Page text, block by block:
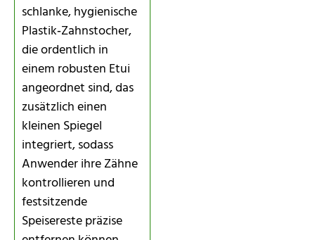
schlanke, hygienische
Plastik‑Zahnstocher,
die ordentlich in
einem robusten Etui
angeordnet sind, das
zusätzlich einen
kleinen Spiegel
integriert, sodass
Anwender ihre Zähne
kontrollieren und
festsitzende
Speisereste präzise